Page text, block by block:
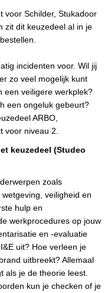
voor Schilder, Stukadoor
zit dit keuzedeel al in je
incidenten voor. Wil jij
zo veel mogelijk kunt
een veiligere werkplek?
een ongeluk gebeurt?
ARBO,
voor niveau 2.
keuzedeel (Studeo
zoals
veiligheid en
hulp en
werkprocedures op jouw
en -evaluatie
uit? Hoe verleen je
uitbreekt? Allemaal
als je de theorie leest.
kun je checken of je